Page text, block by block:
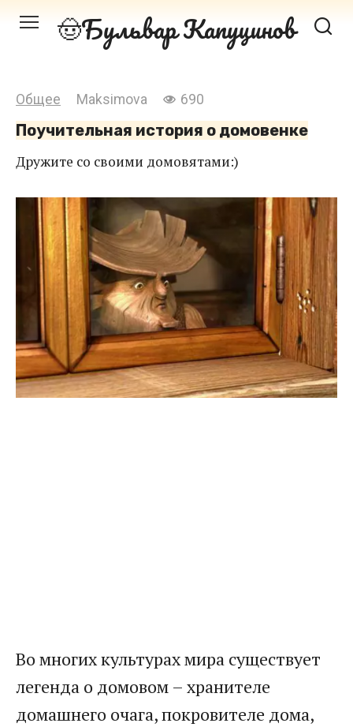
Перейти Бульвар Капуцинов
Общее Maksimova 690
Поучительная история о домовенке
Дружите со своими домовятами:)
Во многих культурах мира существует
легенда о домовом – хранителе
домашнего очага, покровителе дома,